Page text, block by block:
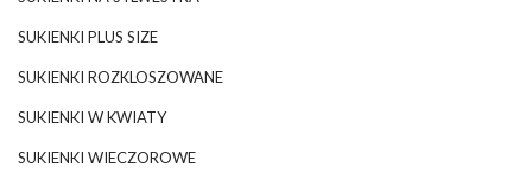
SUKIENKI PLUS SIZE
SUKIENKI ROZKLOSZOWANE
SUKIENKI W KWIATY
SUKIENKI WIECZOROWE